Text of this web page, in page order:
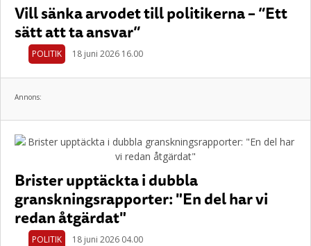
Vill sänka arvodet till politikerna – ”Ett
sätt att ta ansvar”
POLITIK 18 juni 2026 16.00
Annons:
Brister upptäckta i dubbla
granskningsrapporter: "En del har vi
redan åtgärdat"
POLITIK 18 juni 2026 04.00